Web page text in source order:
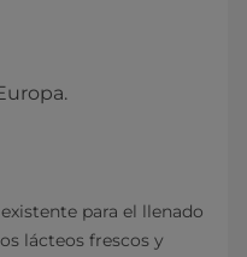
para el llenado
lácteos frescos y